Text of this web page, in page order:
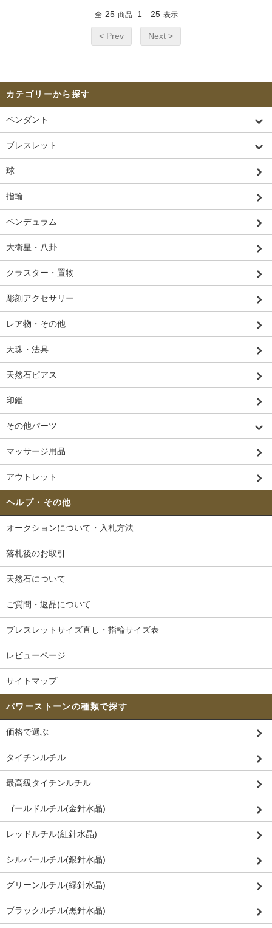
全 25 商品 1 - 25 表示
< Prev Next >
カテゴリーから探す
ペンダント
ブレスレット
球
指輪
ペンデュラム
大衛星・八卦
クラスター・置物
彫刻アクセサリー
レア物・その他
天珠・法具
天然石ピアス
印鑑
その他パーツ
マッサージ用品
アウトレット
ヘルプ・その他
オークションについて・入札方法
落札後のお取引
天然石について
ご質問・返品について
ブレスレットサイズ直し・指輪サイズ表
レビューページ
サイトマップ
パワーストーンの種類で探す
価格で選ぶ
タイチンルチル
最高級タイチンルチル
ゴールドルチル(金針水晶)
レッドルチル(紅針水晶)
シルバールチル(銀針水晶)
グリーンルチル(緑針水晶)
ブラックルチル(黒針水晶)